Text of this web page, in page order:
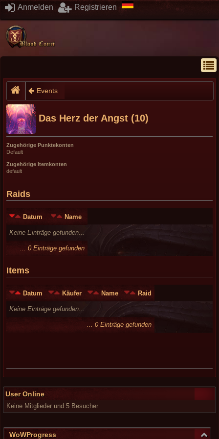
Anmelden Registrieren
User Online
Keine Mitglieder und 5 Besucher
Events
Das Herz der Angst (10)
Zugehörige Punktekonten
Default
Zugehörige Itemkonten
default
Raids
Datum Name
Keine Einträge gefunden...
... 0 Einträge gefunden
Items
Datum Käufer Name Raid
Keine Einträge gefunden...
... 0 Einträge gefunden
WoWProgress